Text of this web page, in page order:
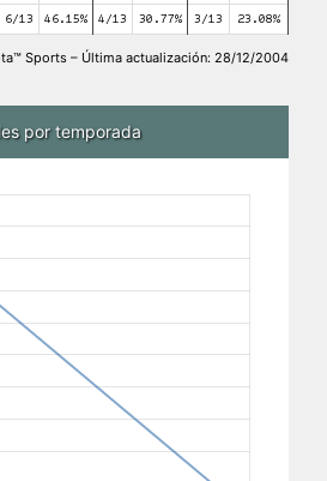
6/13 46.15% 4/13 30.77% 3/13 23.08%
Sports – Última actualización: 28/12/2004
por temporada